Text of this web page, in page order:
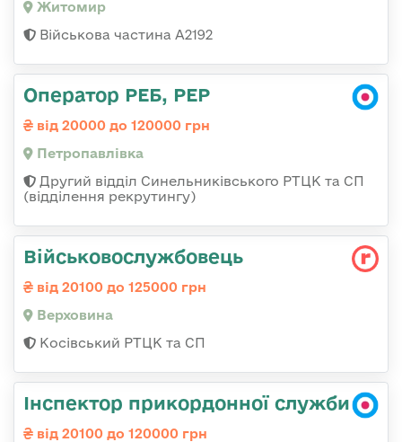
Житомир
Військова частина А2192
Оператор РЕБ, РЕР
від 20000 до 120000 грн
Петропавлівка
Другий відділ Синельниківського РТЦК та СП
(відділення рекрутингу)
Військовослужбовець
від 20100 до 125000 грн
Верховина
Косівський РТЦК та СП
Інспектор прикордонної служби
від 20100 до 120000 грн